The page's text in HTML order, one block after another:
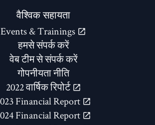
वैश्विक सहायता
Events & Trainings
हमसे संपर्क करें
वेब टीम से संपर्क करें
गोपनीयता नीति
2022 वार्षिक रिपोर्ट
Financial Report
Financial Report